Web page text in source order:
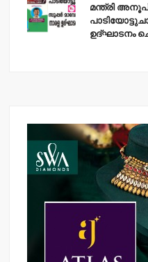
മന്ത്രി
ഉദ്ഘാടനം